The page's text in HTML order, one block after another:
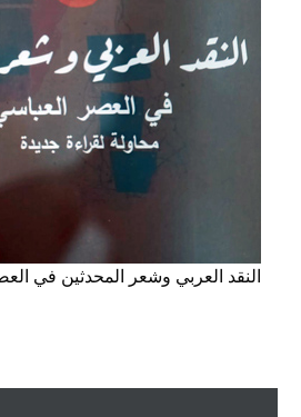
النقد العربي وشعر المحدثين في